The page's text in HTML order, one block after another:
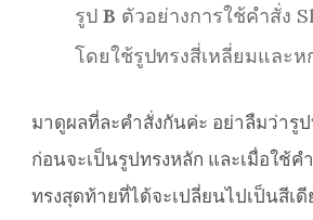
รูป B ตัวอย่างการใช้คำสั่ง
โดยใช้รูปทรงสี่เหลี่ยมและห
มาดูผลที่ละคำสั่งกันค่ะ อย่าลืมว่ารูป
ก่อนจะเป็นรูปทรงหลัก และเมื่อใช้ค
ทรงสุดท้ายที่ได้จะเปลี่ยนไปเป็นสีเ